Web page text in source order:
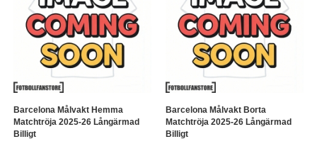
Barcelona Målvakt Hemma
Matchtröja 2025-26 Långärmad
Billigt
Barcelona Målvakt Borta
Matchtröja 2025-26 Långärmad
Billigt